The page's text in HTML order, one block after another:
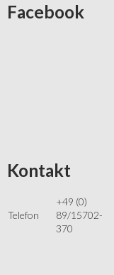
Facebook
Kontakt
Telefon
+49 (0)
89/15702-
370